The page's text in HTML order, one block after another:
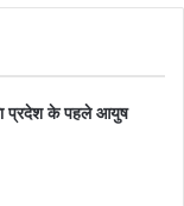
प्रदेश के पहले आयुष